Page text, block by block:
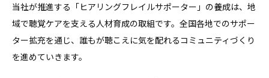
当社が推進する「ヒアリングフレイルサポーター」の養成は、地
域で聴覚ケアを支える人材育成の取組です。全国各地でのサポー
ター拡充を通じ、誰もが聴こえに気を配れるコミュニティづくり
を進めていきます。